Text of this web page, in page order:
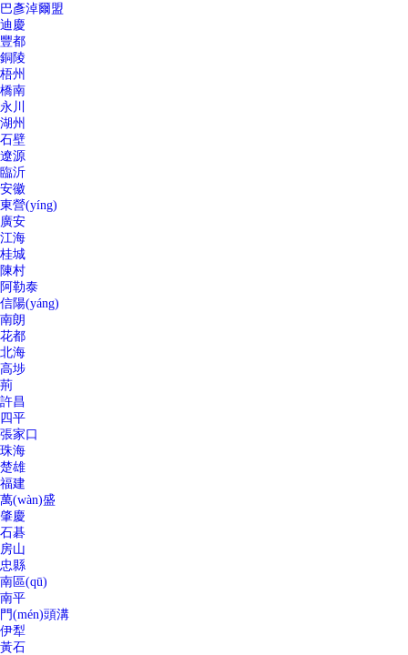
巴彥淖爾盟
迪慶
豐都
銅陵
梧州
橋南
永川
湖州
石壁
遼源
臨沂
安徽
東營(yíng)
廣安
江海
桂城
陳村
阿勒泰
信陽(yáng)
南朗
花都
北海
高埗
荊
許昌
四平
張家口
珠海
楚雄
福建
萬(wàn)盛
肇慶
石碁
房山
忠縣
南區(qū)
南平
門(mén)頭溝
伊犁
黃石